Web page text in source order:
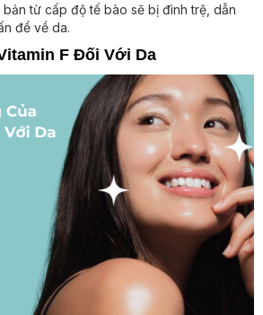
từ cấp độ tế bào sẽ bị đình trệ, dẫn
đề về da.
F Đối Với Da